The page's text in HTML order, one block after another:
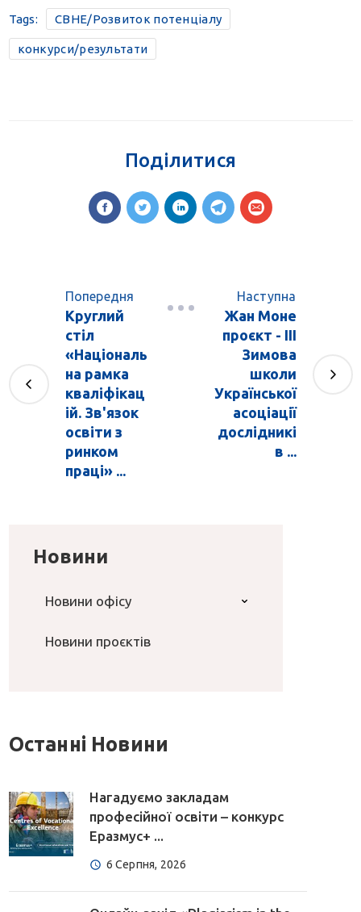
Tags: CBHE/Розвиток потенціалу
конкурси/результати
Поділитися
Попередня
Круглий
стіл
«Національ
на рамка
кваліфікац
ій. Зв'язок
освіти з
ринком
праці» ...
Наступна
Жан Моне
проєкт - IIІ
Зимова
школи
Української
асоціації
дослідникі
в ...
Новини
Новини офісу
Новини проєктів
Останні Новини
Нагадуємо закладам
професійної освіти – конкурс
Еразмус+ ...
6 Серпня, 2026